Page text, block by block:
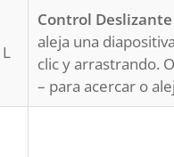
L
Control
aleja una
clic y arrastrando.
– para acercar o